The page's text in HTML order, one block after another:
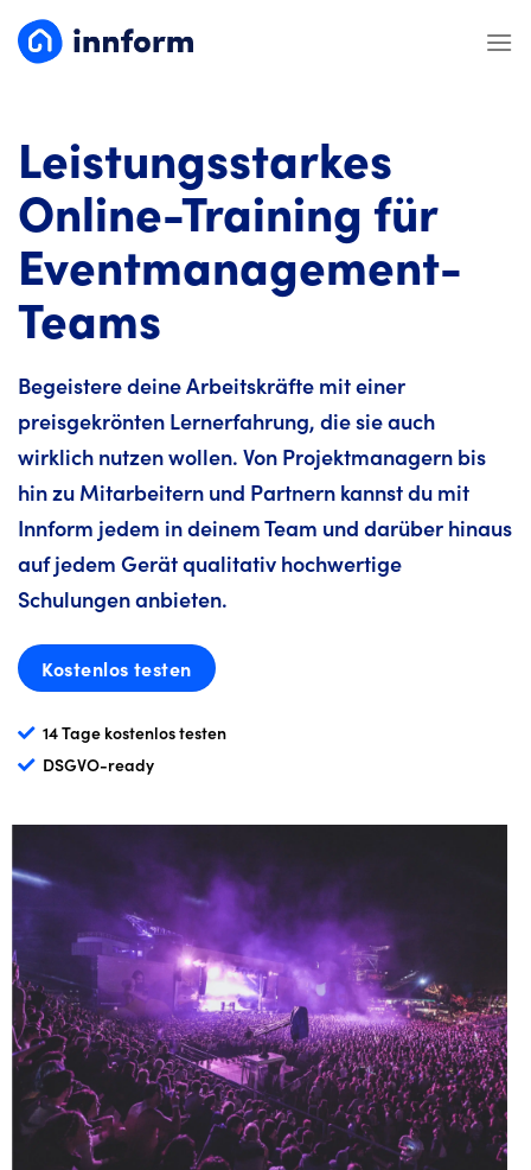
Inhalt
Leistungsstarkes
Online-Training für
Eventmanagement-
Teams
Begeistere deine Arbeitskräfte mit einer
preisgekrönten Lernerfahrung, die sie auch
wirklich nutzen wollen. Von Projektmanagern bis
hin zu Mitarbeitern und Partnern kannst du mit
Innform jedem in deinem Team und darüber hinaus
auf jedem Gerät qualitativ hochwertige
Schulungen anbieten.
Kostenlos testen
14 Tage kostenlos testen
DSGVO-ready